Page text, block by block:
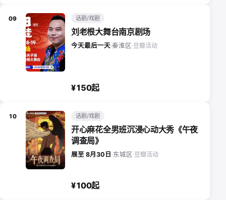
09 话剧/戏剧
刘老根大舞台南京剧场
今天最后一天·秦淮区·豆瓣活动
¥150起
10 话剧/戏剧
开心麻花全男班沉浸心动大秀《午夜
调查局》
展至 8月30日 ·东城区·豆瓣活动
¥100起